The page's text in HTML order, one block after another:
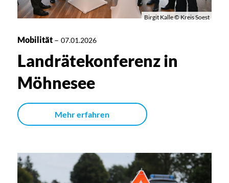
Birgit Kalle © Kreis Soest
Mobilität– 07.01.2026
Landrätekonferenz in
Möhnesee
Mehr erfahren